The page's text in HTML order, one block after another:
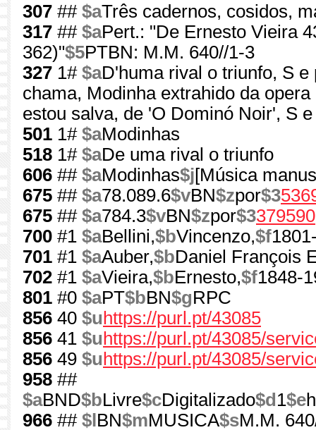
307 ## $aTrês cadernos, cosidos,
317 ## $aPert.: "De Ernesto Vieira
362)"$5PTBN: M.M. 640//1-3
327 1# $aD'huma rival o triunfo, S e
chama, Modinha extrahido da
estou salva, de 'O Dominó Noir', S e
501 1# $aModinhas
518 1# $aDe uma rival o triunfo
606 ## $aModinhas$j[Música
675 ## $a78.089.6$vBN$zpor$3
675 ## $a784.3$vBN$zpor$3379590
700 #1 $aBellini,$bVincenzo,$f
701 #1 $aAuber,$bDaniel François
702 #1 $aVieira,$bErnesto,$f1848-
801 #0 $aPT$bBN$gRPC
856 40 $u https://purl.pt/43085
856 41 $u https://purl.pt/43085/
856 49 $u https://purl.pt/43085/
958 ##
$aBND$bLivre$cDigitalizado$d 1$e
966 ## $l BN$mMUSICA$sM.M.